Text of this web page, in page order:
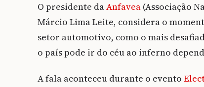
O presidente daAnfavea (Associação
Márcio Lima Leite, considera o
setor automotivo, como o mais
o país pode ir do céu ao inferno
A fala aconteceu durante o evento